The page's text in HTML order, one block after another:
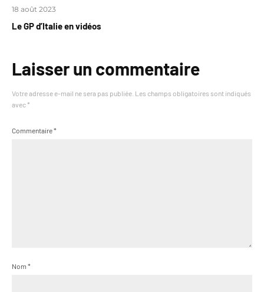
18 août 2023
Le GP d’Italie en vidéos
Laisser un commentaire
Votre adresse e-mail ne sera pas publiée. Les champs obligatoires sont indiqués
avec *
Commentaire*
Nom *